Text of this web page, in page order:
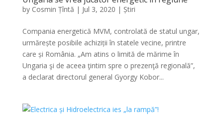
by Cosmin Țîntă | Jul 3, 2020 | Știri
Compania energetică MVM, controlată de statul ungar,
urmărește posibile achiziții în statele vecine, printre
care și România. „Am atins o limită de mărime în
Ungaria şi de aceea ţintim spre o prezenţă regională”,
a declarat directorul general Gyorgy Kobor...